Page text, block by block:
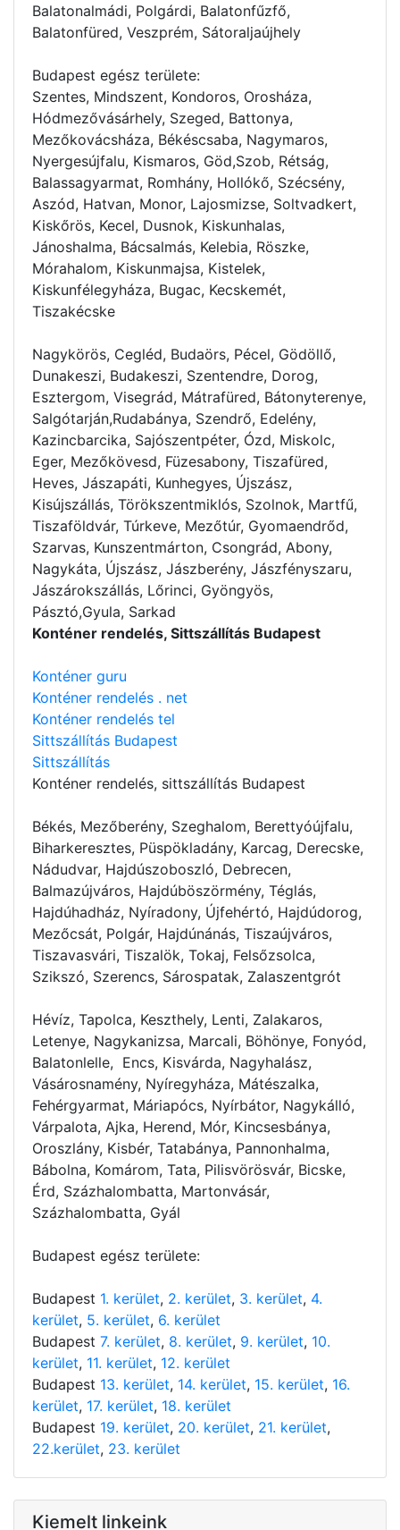
Balatonalmádi, Polgárdi, Balatonfűzfő,
Balatonfüred, Veszprém, Sátoraljaújhely
Budapest egész területe:
Szentes, Mindszent, Kondoros, Orosháza,
Hódmezővásárhely, Szeged, Battonya,
Mezőkovácsháza, Békéscsaba, Nagymaros,
Nyergesújfalu, Kismaros, Göd,Szob, Rétság,
Balassagyarmat, Romhány, Hollókő, Szécsény,
Aszód, Hatvan, Monor, Lajosmizse, Soltvadkert,
Kiskőrös, Kecel, Dusnok, Kiskunhalas,
Jánoshalma, Bácsalmás, Kelebia, Röszke,
Mórahalom, Kiskunmajsa, Kistelek,
Kiskunfélegyháza, Bugac, Kecskemét,
Tiszakécske
Nagykörös, Cegléd, Budaörs, Pécel, Gödöllő,
Dunakeszi, Budakeszi, Szentendre, Dorog,
Esztergom, Visegrád, Mátrafüred, Bátonyterenye,
Salgótarján,Rudabánya, Szendrő, Edelény,
Kazincbarcika, Sajószentpéter, Ózd, Miskolc,
Eger, Mezőkövesd, Füzesabony, Tiszafüred,
Heves, Jászapáti, Kunhegyes, Újszász,
Kisújszállás, Törökszentmiklós, Szolnok, Martfű,
Tiszaföldvár, Túrkeve, Mezőtúr, Gyomaendrőd,
Szarvas, Kunszentmárton, Csongrád, Abony,
Nagykáta, Újszász, Jászberény, Jászfényszaru,
Jászárokszállás, Lőrinci, Gyöngyös,
Pásztó,Gyula, Sarkad
Konténer rendelés, Sittszállítás Budapest
Konténer guru
Konténer rendelés . net
Konténer rendelés tel
Sittszállítás Budapest
Sittszállítás
Konténer rendelés, sittszállítás Budapest
Békés, Mezőberény, Szeghalom, Berettyóújfalu,
Biharkeresztes, Püspökladány, Karcag, Derecske,
Nádudvar, Hajdúszoboszló, Debrecen,
Balmazújváros, Hajdúböszörmény, Téglás,
Hajdúhadház, Nyíradony, Újfehértó, Hajdúdorog,
Mezőcsát, Polgár, Hajdúnánás, Tiszaújváros,
Tiszavasvári, Tiszalök, Tokaj, Felsőzsolca,
Szikszó, Szerencs, Sárospatak, Zalaszentgrót
Hévíz, Tapolca, Keszthely, Lenti, Zalakaros,
Letenye, Nagykanizsa, Marcali, Böhönye, Fonyód,
Balatonlelle, Encs, Kisvárda, Nagyhalász,
Vásárosnamény, Nyíregyháza, Mátészalka,
Fehérgyarmat, Máriapócs, Nyírbátor, Nagykálló,
Várpalota, Ajka, Herend, Mór, Kincsesbánya,
Oroszlány, Kisbér, Tatabánya, Pannonhalma,
Bábolna, Komárom, Tata, Pilisvörösvár, Bicske,
Érd, Százhalombatta, Martonvásár,
Százhalombatta, Gyál
Budapest egész területe:
Budapest 1. kerület, 2. kerület, 3. kerület, 4.
kerület, 5. kerület, 6. kerület
Budapest 7. kerület, 8. kerület, 9. kerület, 10.
kerület, 11. kerület, 12. kerület
Budapest 13. kerület, 14. kerület, 15. kerület, 16.
kerület, 17. kerület, 18. kerület
Budapest 19. kerület, 20. kerület, 21. kerület,
22.kerület, 23. kerület
Kiemelt linkeink